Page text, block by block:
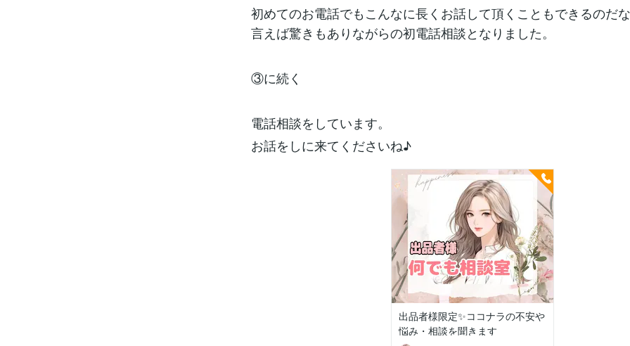
初めてのお電話でもこんなに長くお話して頂くこともできるのだ
言えば驚きもありながらの初電話相談となりました。
③に続く
電話相談をしています。
お話をしに来てくださいね♪
出品者様限定✨ココナラの不安や
悩み・相談を聞きます